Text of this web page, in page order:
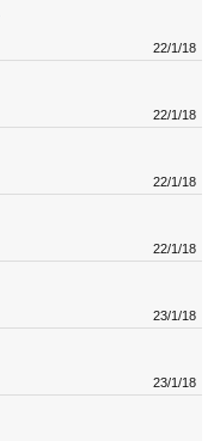
22/1/18
22/1/18
22/1/18
22/1/18
23/1/18
23/1/18